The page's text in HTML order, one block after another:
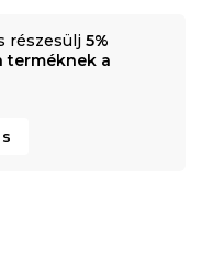
részesülj 5%
terméknek a